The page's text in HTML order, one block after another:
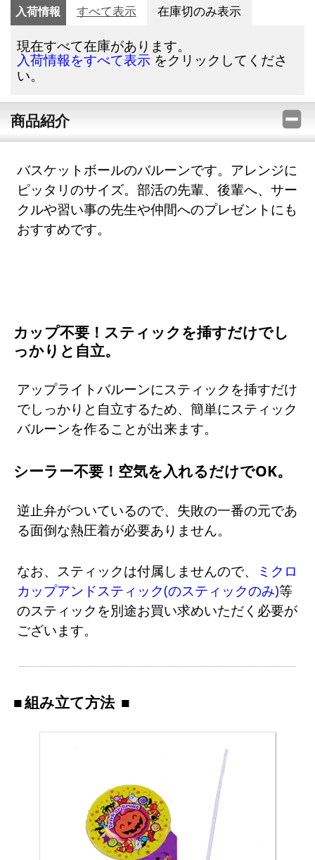
入荷情報 すべて表示 在庫切のみ表示
現在すべて在庫があります。
入荷情報をすべて表示 をクリックしてくださ
い。
商品紹介
バスケットボールのバルーンです。アレンジに
ピッタリのサイズ。部活の先輩、後輩へ、サー
クルや習い事の先生や仲間へのプレゼントにも
おすすめです。
カップ不要！スティックを挿すだけでし
っかりと自立。
アップライトバルーンにスティックを挿すだけ
でしっかりと自立するため、簡単にスティック
バルーンを作ることが出来ます。
シーラー不要！空気を入れるだけでOK。
逆止弁がついているので、失敗の一番の元であ
る面倒な熱圧着が必要ありません。
なお、スティックは付属しませんので、
ミクロ
カップアンドスティック(のスティックのみ)等
のスティックを別途お買い求めいただく必要が
ございます。
組み立て方法